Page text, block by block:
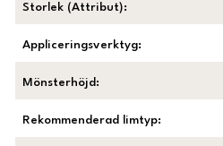
Storlek (Attribut):
Appliceringsverktyg:
Mönsterhöjd :
Rekommenderad limtyp: